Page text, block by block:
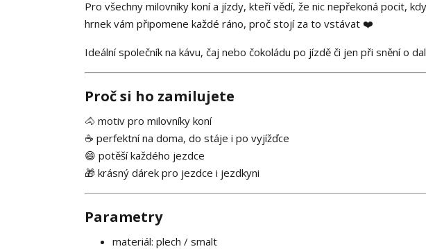
Pro všechny milovníky koní a jízdy, kteří vědí, že nic nepřekoná pocit,
hrnek vám připomene každé ráno, proč stojí za to vstávat ❤️
Ideální společník na kávu, čaj nebo čokoládu po jízdě či jen při snění o
Proč si ho zamilujete
🐴 motiv pro milovníky koní
☕ perfektní na doma, do stáje i po vyjížďce
😄 potěší každého jezdce
🎁 krásný dárek pro jezdce i jezdkyni
Parametry
materiál: plech / smalt